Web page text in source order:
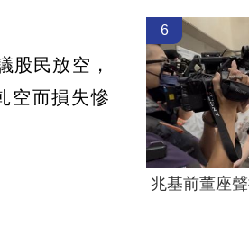
股民放空，
空而損失慘
6